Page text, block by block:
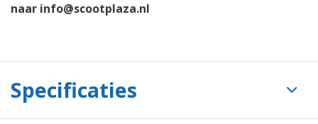
naar info@scootplaza.nl
Specificaties